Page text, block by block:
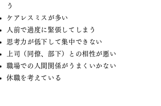
う
ケアレスミスが多い
人前で過度に緊張してしまう
思考力が低下して集中できない
上司（同僚、部下）との相性が悪い
職場での人間関係がうまくいかない
休職を考えている